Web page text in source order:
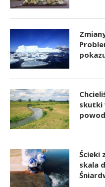
skutki
Ścieki
skala